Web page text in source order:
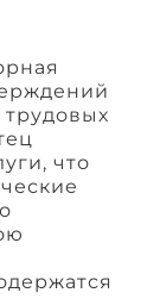
трудовых
что